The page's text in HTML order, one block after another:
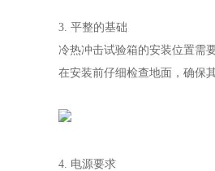
3. 平整的基础
冷热冲击试验箱的安装位置需
在安装前仔细检查地面，确保
4. 电源要求